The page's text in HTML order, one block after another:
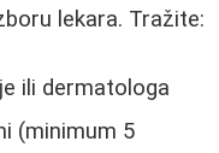
lekara. Tražite:
ili dermatologa
(minimum 5